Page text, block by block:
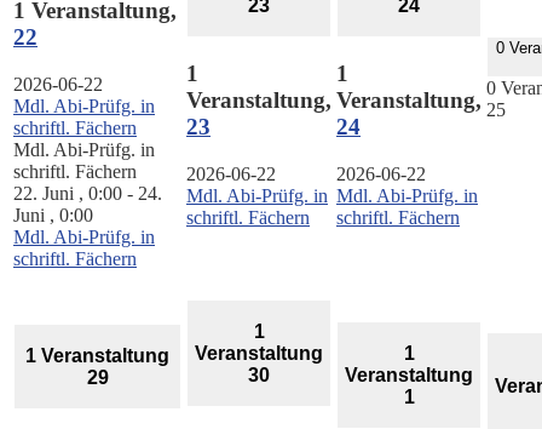
1 Veranstaltung,
22
2026-06-22
Mdl. Abi-Prüfg. in
schriftl. Fächern
Mdl. Abi-Prüfg. in
schriftl. Fächern
22. Juni , 0:00 - 24.
Juni , 0:00
Mdl. Abi-Prüfg. in
schriftl. Fächern
23
1
Veranstaltung,
23
2026-06-22
Mdl. Abi-Prüfg. in
schriftl. Fächern
24
1
Veranstaltung,
24
2026-06-22
Mdl. Abi-Prüfg. in
schriftl. Fächern
0
0
25
1 Veranstaltung
29
1
Veranstaltung
30
1
Veranstaltung
1